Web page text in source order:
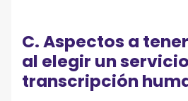
C. Aspectos a
al elegir un
transcripción